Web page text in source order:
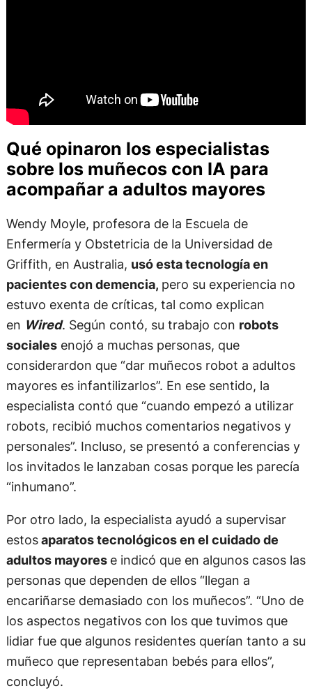
Qué opinaron los especialistas
sobre los muñecos con IA para
acompañar a adultos mayores
Wendy Moyle, profesora de la Escuela de
Enfermería y Obstetricia de la Universidad de
Griffith, en Australia, usó esta tecnología en
pacientes con demencia, pero su experiencia no
estuvo exenta de críticas, tal como explican
en Wired. Según contó, su trabajo con robots
socialesenojó a muchas personas, que
considerardon que “dar muñecos robot a adultos
mayores es infantilizarlos”. En ese sentido, la
especialista contó que “cuando empezó a utilizar
robots, recibió muchos comentarios negativos y
personales”. Incluso, se presentó a conferencias y
los invitados le lanzaban cosas porque les parecía
“inhumano”.
Por otro lado, la especialista ayudó a supervisar
estosaparatos tecnológicos en el cuidado de
adultos mayores e indicó que en algunos casos las
personas que dependen de ellos “llegan a
encariñarse demasiado con los muñecos”. “Uno de
los aspectos negativos con los que tuvimos que
lidiar fue que algunos residentes querían tanto a su
muñeco que representaban bebés para ellos”,
concluyó.